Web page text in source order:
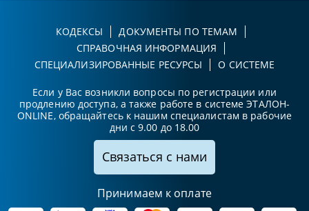
КОДЕКСЫ
ДОКУМЕНТЫ ПО ТЕМАМ
СПРАВОЧНАЯ ИНФОРМАЦИЯ
СПЕЦИАЛИЗИРОВАННЫЕ РЕСУРСЫ
О СИСТЕМЕ
Если у Вас возникли вопросы по регистрации или
продлению доступа, а также работе в системе ЭТАЛОН-
ONLINE, обращайтесь к нашим специалистам в рабочие
дни с 9.00 до 18.00
Связаться с нами
Принимаем к оплате